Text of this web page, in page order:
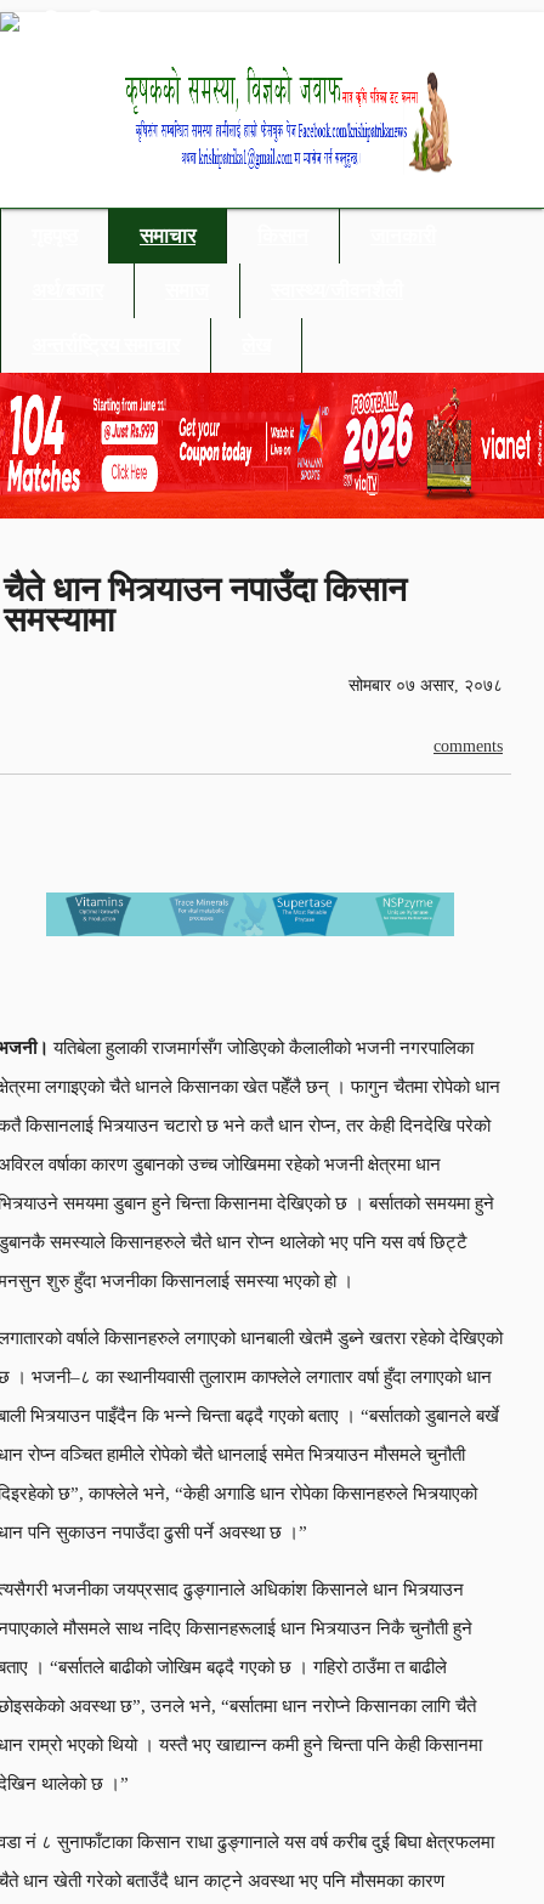
समाचार
चैते धान भित्र्याउन नपाउँदा किसान
समस्यामा
सोमबार ०७ असार, २०७८
comments
यतिबेला हुलाकी राजमार्गसँग जोडिएको कैलालीको भजनी नगरपालिका
लगाइएको चैते धानले किसानका खेत पहेँलै छन् । फागुन चैतमा रोपेको धान
किसानलाई भित्र्याउन चटारो छ भने कतै धान रोप्न, तर केही दिनदेखि परेको
वर्षाका कारण डुबानको उच्च जोखिममा रहेको भजनी क्षेत्रमा धान
समयमा डुबान हुने चिन्ता किसानमा देखिएको छ । बर्सातको समयमा हुने
समस्याले किसानहरुले चैते धान रोप्न थालेको भए पनि यस वर्ष छिट्टै
शुरु हुँदा भजनीका किसानलाई समस्या भएको हो ।
वर्षाले किसानहरुले लगाएको धानबाली खेतमै डुब्ने खतरा रहेको देखिएको
। भजनी–८ का स्थानीयवासी तुलाराम काफ्लेले लगातार वर्षा हुँदा लगाएको धान
भित्र्याउन पाइँदैन कि भन्ने चिन्ता बढ्दै गएको बताए । “बर्सातको डुबानले बर्खे
रोप्न वञ्चित हामीले रोपेको चैते धानलाई समेत भित्र्याउन मौसमले चुनौती
छ”, काफ्लेले भने, “केही अगाडि धान रोपेका किसानहरुले भित्र्याएको
पनि सुकाउन नपाउँदा ढुसी पर्ने अवस्था छ ।”
भजनीका जयप्रसाद ढुङ्गानाले अधिकांश किसानले धान भित्र्याउन
मौसमले साथ नदिए किसानहरूलाई धान भित्र्याउन निकै चुनौती हुने
। “बर्सातले बाढीको जोखिम बढ्दै गएको छ । गहिरो ठाउँमा त बाढीले
अवस्था छ”, उनले भने, “बर्सातमा धान नरोप्ने किसानका लागि चैते
राम्रो भएको थियो । यस्तै भए खाद्यान्न कमी हुने चिन्ता पनि केही किसानमा
थालेको छ ।”
नं ८ सुनाफाँटाका किसान राधा ढुङ्गानाले यस वर्ष करीब दुई बिघा क्षेत्रफलमा
धान खेती गरेको बताउँदै धान काट्ने अवस्था भए पनि मौसमका कारण